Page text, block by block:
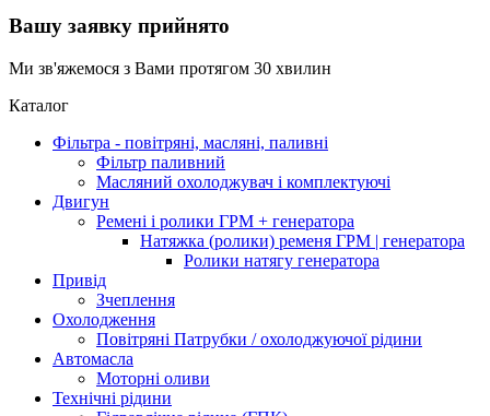
Вашу заявку прийнято
Ми зв'яжемося з Вами протягом 30 хвилин
Каталог
Фільтра - повітряні, масляні, паливні
Фільтр паливний
Масляний охолоджувач і комплектуючі
Двигун
Ремені і ролики ГРМ + генератора
Натяжка (ролики) ременя ГРМ | генератора
Ролики натягу генератора
Привід
Зчеплення
Охолодження
Повітряні Патрубки / охолоджуючої рідини
Автомасла
Моторні оливи
Технічні рідини